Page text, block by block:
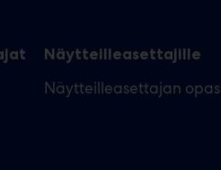
Näytteilleasettajille
Näytteilleasettajan opas